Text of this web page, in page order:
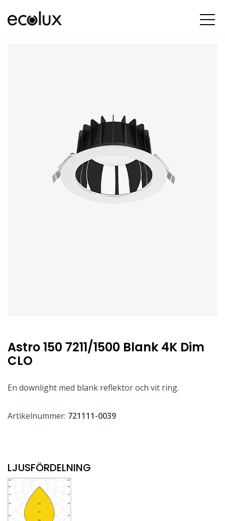
Astro 150 7211/1500 Blank 4K Dim
CLO
En downlight med blank reflektor och vit ring.
Artikelnummer: 721111-0039
LJUSFÖRDELNING